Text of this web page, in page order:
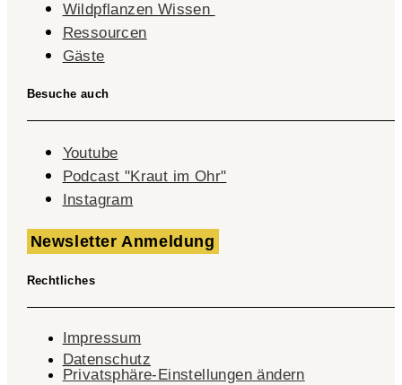
Wildpflanzen Wissen ​
Ressourcen
Gäste
Besuche auch
Youtube
Podcast "Kraut im Ohr"
Instagram
Newsletter Anmeldung
Rechtliches
Impressum
Datenschutz
Privatsphäre-Einstellungen ändern